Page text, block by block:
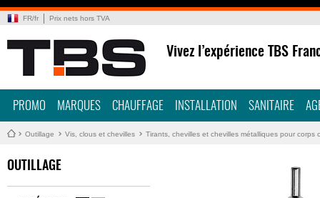
FR/fr Prix nets hors TVA
Vivez l’expérience TBS
PROMO MARQUES CHAUFFAGE INSTALLATION SANITAIRE
Outillage Vis, clous et chevilles Tirants, chevilles et chevilles métalliques pour corps
OUTILLAGE